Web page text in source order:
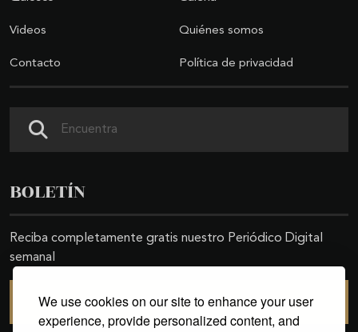
We use cookies on our site to enhance your user
experience, provide personalized content, and
Videos Quiénes somos
Contacto Política de privacidad
BOLETÍN
Reciba completamente gratis nuestro Periódico Digital
semanal
SUSCRIBIRSE